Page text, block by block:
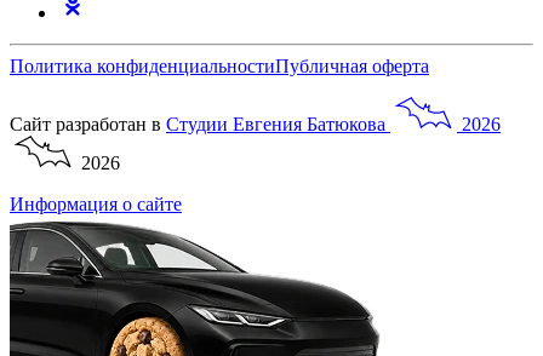
Политика конфиденциальностиПубличная оферта
Сайт разработан в Студии Евгения Батюкова
2026
2026
Информация о сайте